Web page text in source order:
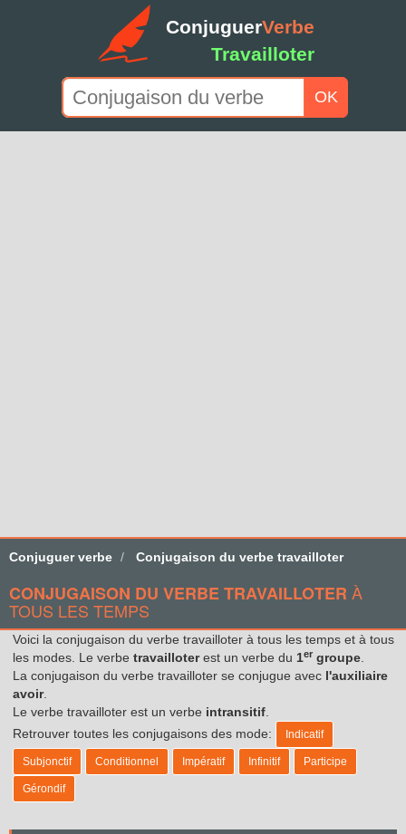
ConjuguerVerbe
Travailloter
OK
Conjuguer verbe Conjugaison du verbe travailloter
CONJUGAISON DU VERBE TRAVAILLOTER À
TOUS LES TEMPS
Voici la conjugaison du verbe travailloter à tous les temps et à tous
les modes. Le verbe travailloterest un verbe du 1er groupe
La conjugaison du verbe travailloter se conjugue avec l'auxiliaire
avoir.
Le verbe travailloter est un verbe intransitif
Retrouver toutes les conjugaisons des mode:
Indicatif
Subjonctif Conditionnel Impératif Infinitif Participe
Gérondif